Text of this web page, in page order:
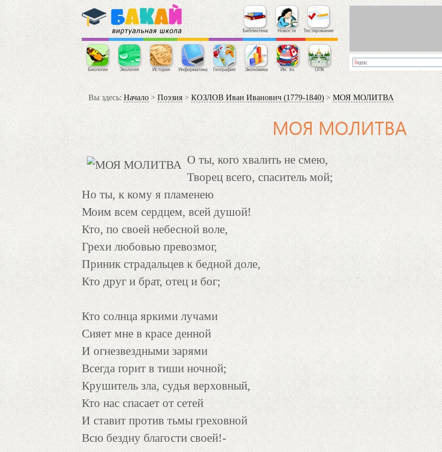
Библиотека Новости Тестирование
Биология Экология История Информатика География Экономика Ин. яз. ОПК
Вы здесь: Начало>Поэзия >КОЗЛОВ Иван Иванович (1779-1840) >МОЯ МОЛИТВА
МОЯ МОЛИТВА
О ты, кого хвалить не смею,
Творец всего, спаситель мой;
Но ты, к кому я пламенею
Моим всем сердцем, всей душой!
Кто, по своей небесной воле,
Грехи любовью превозмог,
Приник страдальцев к бедной доле,
Кто друг и брат, отец и бог;
Кто солнца яркими лучами
Сияет мне в красе денной
И огнезвездными зарями
Всегда горит в тиши ночной;
Крушитель зла, судья верховный,
Кто нас спасает от сетей
И ставит против тьмы греховной
Всю бездну благости своей!-